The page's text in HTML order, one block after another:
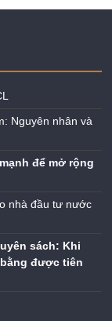
Nguyên nhân và
để mở rộng
nhà đầu tư nước
sách: Khi
được tiên